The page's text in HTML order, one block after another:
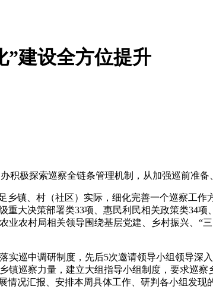
”建设全方位提升
积极探索巡察全链条管理机制，从加强巡前准
乡镇、村（社区）实际，细化完善一个巡察工
重大决策部署类33项、惠民利民相关政策类34
农村局相关领导围绕基层党建、乡村振兴、“
实巡中调研制度，先后5次邀请领导小组领导
镇巡察力量，建立大组指导小组制度，要求巡
情况汇报、安排本周具体工作、研判各小组发